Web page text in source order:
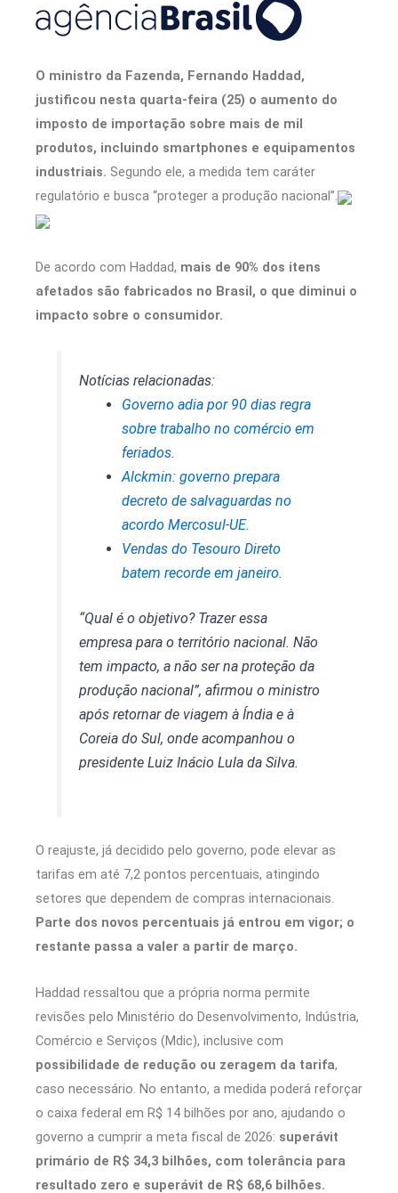
O ministro da Fazenda, Fernando Haddad,
justificou nesta quarta-feira (25) o aumento do
imposto de importação sobre mais de mil
produtos, incluindo smartphones e equipamentos
industriais. Segundo ele, a medida tem caráter
regulatório e busca “proteger a produção nacional”.
De acordo com Haddad, mais de 90% dos itens
afetados são fabricados no Brasil, o que diminui o
impacto sobre o consumidor.
Notícias relacionadas:
Governo adia por 90 dias regra
sobre trabalho no comércio em
feriados.
Alckmin: governo prepara
decreto de salvaguardas no
acordo Mercosul-UE.
Vendas do Tesouro Direto
batem recorde em janeiro.
“Qual é o objetivo? Trazer essa
empresa para o território nacional. Não
tem impacto, a não ser na proteção da
produção nacional”, afirmou o ministro
após retornar de viagem à Índia e à
Coreia do Sul, onde acompanhou o
presidente Luiz Inácio Lula da Silva.
O reajuste, já decidido pelo governo, pode elevar as
tarifas em até 7,2 pontos percentuais, atingindo
setores que dependem de compras internacionais.
Parte dos novos percentuais já entrou em vigor; o
restante passa a valer a partir de março.
Haddad ressaltou que a própria norma permite
revisões pelo Ministério do Desenvolvimento, Indústria,
Comércio e Serviços (Mdic), inclusive com
possibilidade de redução ou zeragem da tarifa,
caso necessário. No entanto, a medida poderá reforçar
o caixa federal em R$ 14 bilhões por ano, ajudando o
governo a cumprir a meta fiscal de 2026: superávit
primário de R$ 34,3 bilhões, com tolerância para
resultado zero e superávit de R$ 68,6 bilhões.